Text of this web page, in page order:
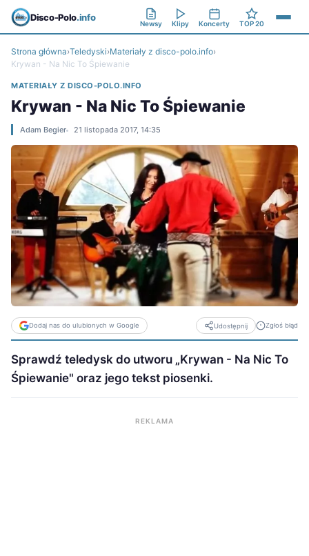
Disco-Polo.info
Newsy Klipy Koncerty TOP 20
Strona główna›Teledyski›Materiały z disco-polo.info›
Krywan - Na Nic To Śpiewanie
MATERIAŁY Z DISCO-POLO.INFO
Krywan - Na Nic To Śpiewanie
Adam Begier 21 listopada 2017, 14:35
Dodaj nas do ulubionych w Google Udostępnij Zgłoś błąd
Sprawdź teledysk do utworu „Krywan - Na Nic To
Śpiewanie" oraz jego tekst piosenki.
REKLAMA